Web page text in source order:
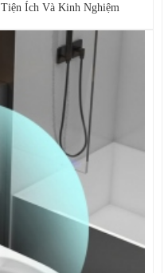
Ích Và Kinh Nghiệm